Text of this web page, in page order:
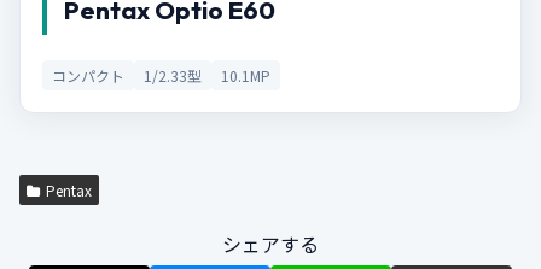
Pentax Optio E60
コンパクト 1/2.33型 10.1MP
Pentax
シェアする